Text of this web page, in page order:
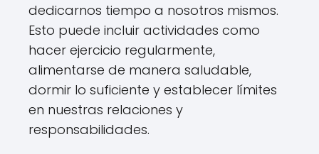
dedicarnos tiempo a nosotros mismos.
Esto puede incluir actividades como
hacer ejercicio regularmente,
alimentarse de manera saludable,
dormir lo suficiente y establecer límites
en nuestras relaciones y
responsabilidades.